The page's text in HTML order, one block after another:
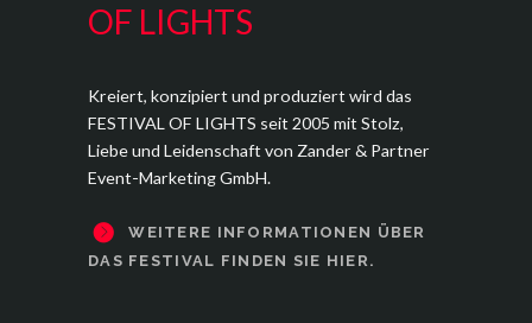
OF LIGHTS
Kreiert, konzipiert und produziert wird das
FESTIVAL OF LIGHTS seit 2005 mit Stolz,
Liebe und Leidenschaft von Zander & Partner
Event-Marketing GmbH.
WEITERE INFORMATIONEN ÜBER
DAS FESTIVAL FINDEN SIE HIER.